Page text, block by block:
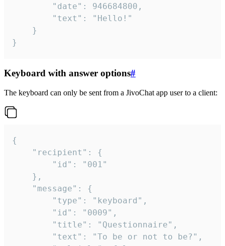
}
Keyboard with answer options#
The keyboard can only be sent from a JivoChat app user to a client:
{